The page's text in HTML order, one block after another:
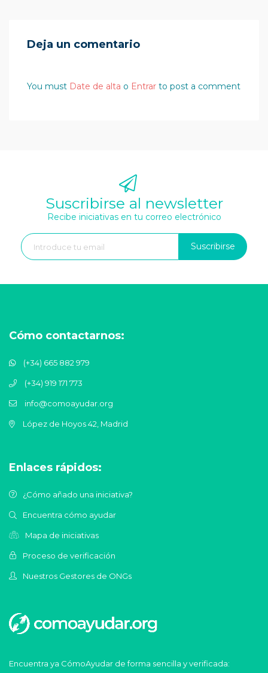
Deja un comentario
You must Date de alta o Entrar to post a comment
Suscribirse al newsletter
Recibe iniciativas en tu correo electrónico
Suscribirse
Cómo contactarnos:
(+34) 665 882 979
(+34) 919 171 773
info@comoayudar.org
López de Hoyos 42, Madrid
Enlaces rápidos:
¿Cómo añado una iniciativa?
Encuentra cómo ayudar
Mapa de iniciativas
Proceso de verificación
Nuestros Gestores de ONGs
Encuentra ya CómoAyudar de forma sencilla y verificada: